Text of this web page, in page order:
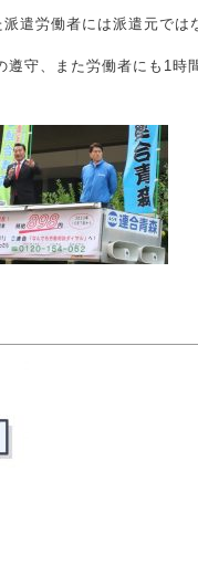
遣労働者には派遣元では
守、また労働者にも1時